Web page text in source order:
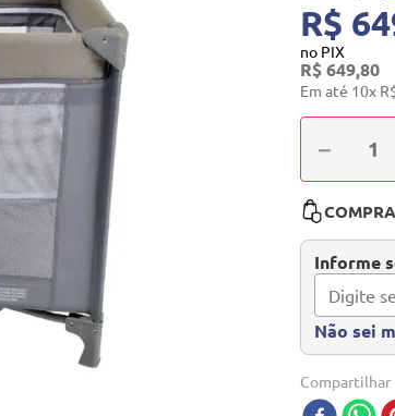
R$
no PIX
R$649,80
Em até 10x
－
Informe
Não sei
Compartilhar